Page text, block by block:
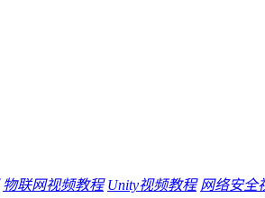
物联网视频教程 Unity视频教程 网络安全